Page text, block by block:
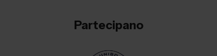
Partecipano